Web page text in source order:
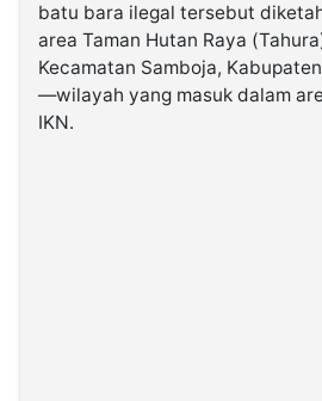
Kabarbaru
Media
Holding
batu bara ilegal tersebut
area Taman Hutan Raya
Kecamatan Samboja,
—wilayah yang masuk dalam
IKN.